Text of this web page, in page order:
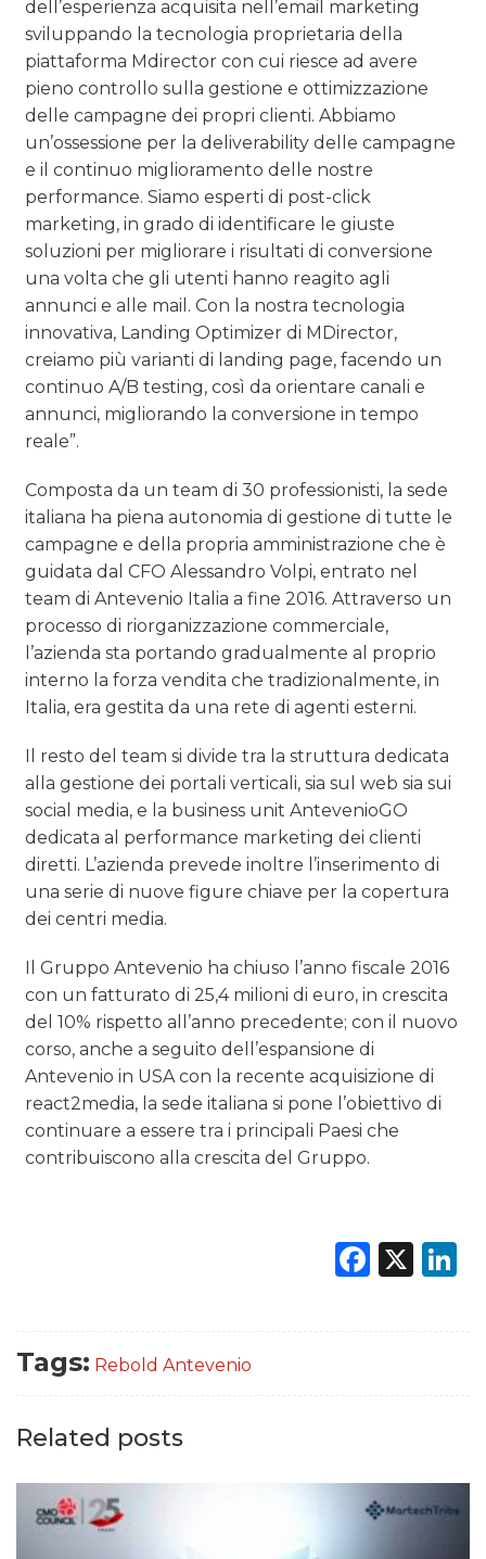
dell’esperienza acquisita nell’email marketing
sviluppando la tecnologia proprietaria della
piattaforma Mdirector con cui riesce ad avere
pieno controllo sulla gestione e ottimizzazione
delle campagne dei propri clienti. Abbiamo
un’ossessione per la deliverability delle campagne
e il continuo miglioramento delle nostre
performance. Siamo esperti di post-click
marketing, in grado di identificare le giuste
soluzioni per migliorare i risultati di conversione
una volta che gli utenti hanno reagito agli
annunci e alle mail. Con la nostra tecnologia
innovativa, Landing Optimizer di MDirector,
creiamo più varianti di landing page, facendo un
continuo A/B testing, così da orientare canali e
annunci, migliorando la conversione in tempo
reale”.
Composta da un team di 30 professionisti, la sede
italiana ha piena autonomia di gestione di tutte le
campagne e della propria amministrazione che è
guidata dal CFO Alessandro Volpi, entrato nel
team di Antevenio Italia a fine 2016. Attraverso un
processo di riorganizzazione commerciale,
l’azienda sta portando gradualmente al proprio
interno la forza vendita che tradizionalmente, in
Italia, era gestita da una rete di agenti esterni.
Il resto del team si divide tra la struttura dedicata
alla gestione dei portali verticali, sia sul web sia sui
social media, e la business unit AntevenioGO
dedicata al performance marketing dei clienti
diretti. L’azienda prevede inoltre l’inserimento di
una serie di nuove figure chiave per la copertura
dei centri media.
Il Gruppo Antevenio ha chiuso l’anno fiscale 2016
con un fatturato di 25,4 milioni di euro, in crescita
del 10% rispetto all’anno precedente; con il nuovo
corso, anche a seguito dell’espansione di
Antevenio in USA con la recente acquisizione di
react2media, la sede italiana si pone l’obiettivo di
continuare a essere tra i principali Paesi che
contribuiscono alla crescita del Gruppo.
X
Tags: Rebold Antevenio
Related posts